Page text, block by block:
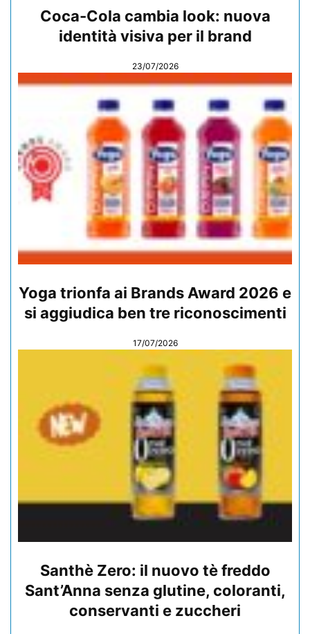
Coca-Cola cambia look: nuova
identità visiva per il brand
23/07/2026
Yoga trionfa ai Brands Award 2026 e
si aggiudica ben tre riconoscimenti
17/07/2026
Santhè Zero: il nuovo tè freddo
Sant’Anna senza glutine, coloranti,
conservanti e zuccheri